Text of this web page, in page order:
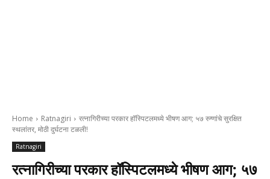
Home Ratnagiri
रत्नागिरीच्या परकार हॉस्पिटलमध्ये भीषण आग; ५७ रुग्णांचे सुरक्षित
स्थलांतर, मोठी दुर्घटना टळली!
Ratnagiri
रत्नागिरीच्या परकार हॉस्पिटलमध्ये भीषण आग; ५७